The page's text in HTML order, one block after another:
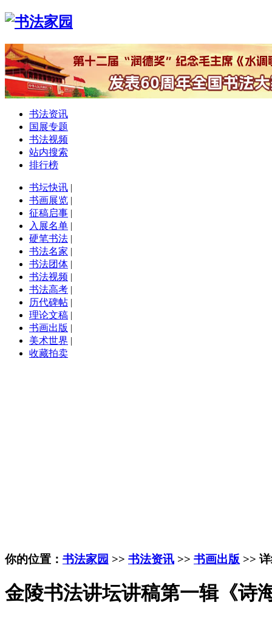
书法资讯
国展专题
书法视频
站内搜索
排行榜
书坛快讯 |
书画展览 |
征稿启事 |
入展名单 |
硬笔书法 |
书法名家 |
书法团体 |
书法视频 |
书法高考 |
历代碑帖 |
理论文稿 |
书画出版 |
美术世界 |
收藏拍卖
你的位置： 书法家园 >> 书法资讯 >> 书画出版 >>
金陵书法讲坛讲稿第一辑《诗